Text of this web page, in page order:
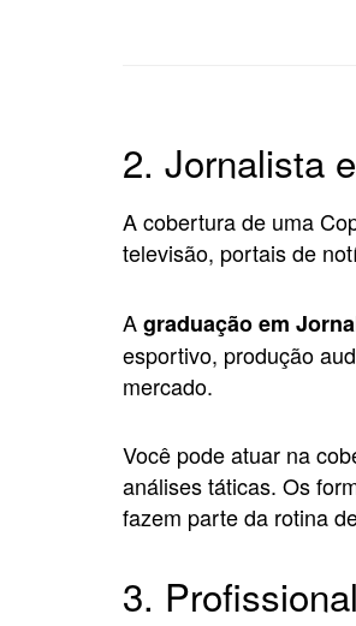
2. Jornalista
A cobertura de uma
televisão, portais de
Agraduação em
esportivo, produção
mercado.
Você pode atuar na
análises táticas. Os
fazem parte da rotina
3.